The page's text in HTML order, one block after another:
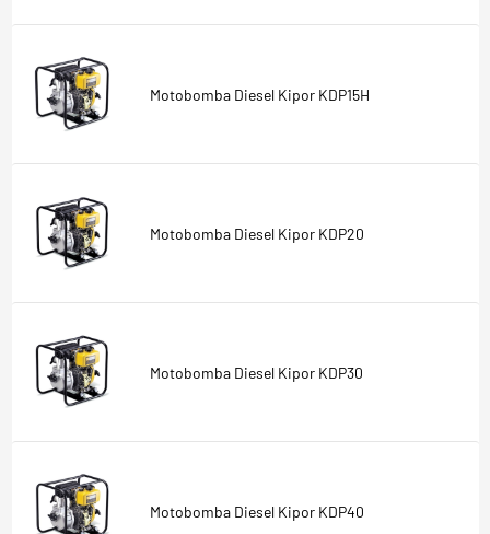
Motobomba Diesel Kipor KDP15H
Motobomba Diesel Kipor KDP20
Motobomba Diesel Kipor KDP30
Motobomba Diesel Kipor KDP40